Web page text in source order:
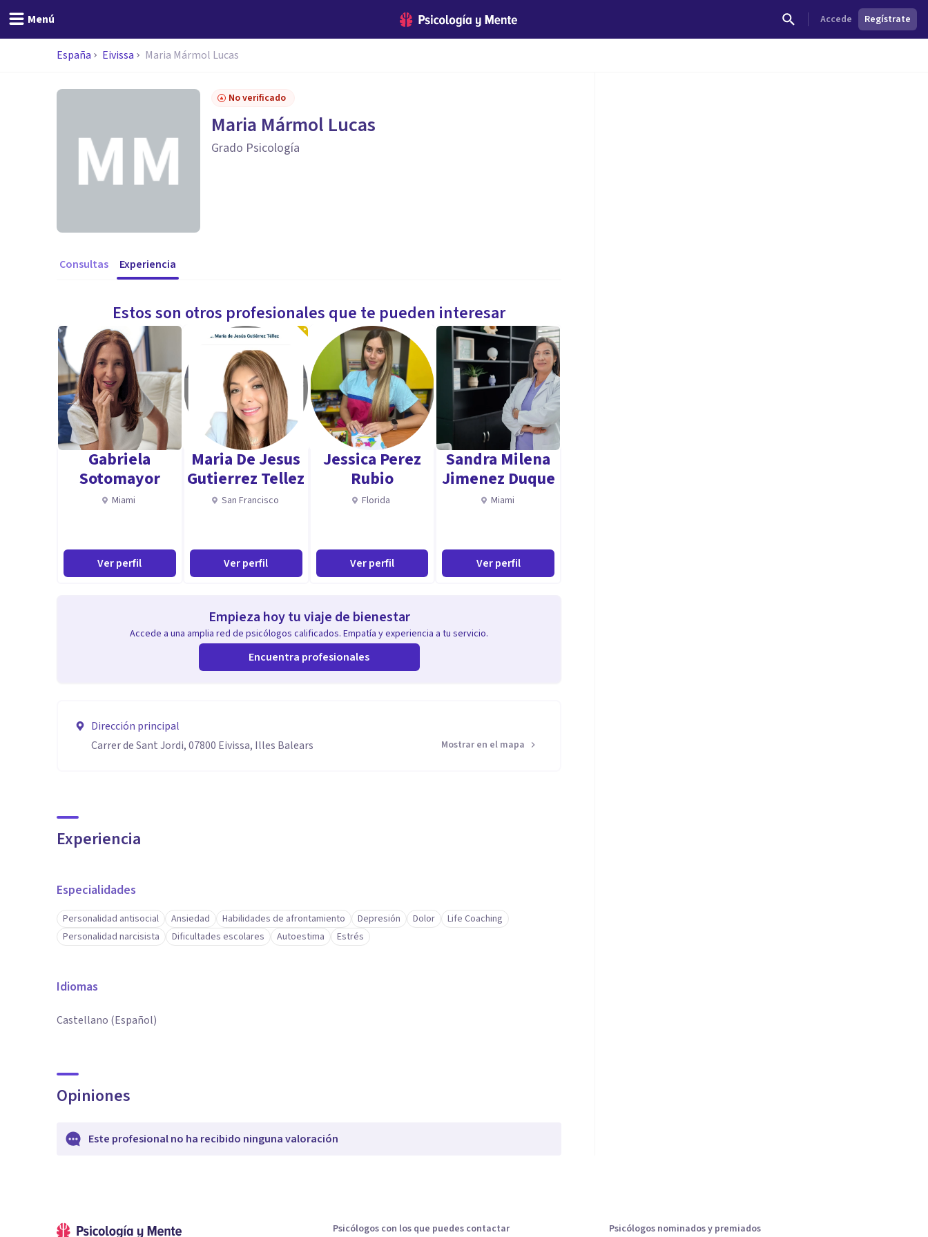
Menú Accede Regístrate
España Eivissa Maria Mármol Lucas
No verificado
Maria Mármol Lucas
Grado Psicología
Consultas Experiencia
Estos son otros profesionales que te pueden interesar
Gabriela
Sotomayor
Miami
Ver perfil
Maria De Jesus
Gutierrez Tellez
San Francisco
Ver perfil
Jessica Perez
Rubio
Florida
Ver perfil
Sandra Milena
Jimenez Duque
Miami
Ver perfil
Empieza hoy tu viaje de bienestar
Accede a una amplia red de psicólogos calificados. Empatía y experiencia a tu servicio.
Encuentra profesionales
Dirección principal
Carrer de Sant Jordi, 07800 Eivissa, Illes Balears
Mostrar en el mapa
Experiencia
Especialidades
Personalidad antisocial Ansiedad Habilidades de afrontamiento Depresión Dolor
Life Coaching
Personalidad narcisista
Dificultades escolares Autoestima Estrés
Idiomas
Castellano (Español)
Opiniones
Este profesional no ha recibido ninguna valoración
Psicólogos con los que puedes contactar Psicólogos nominados y premiados